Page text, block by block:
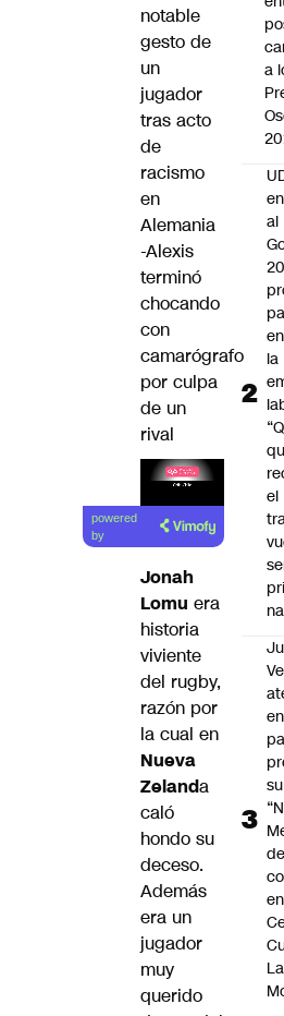
notable
gesto de
un
jugador
tras acto
de
racismo
en
Alemania
-Alexis
terminó
chocando
con
camarógrafo
por culpa
de un
rival
powered
by
Jonah
Lomu era
historia
viviente
del rugby,
razón por
la cual en
Nueva
Zelanda
caló
hondo su
deceso.
Además
era un
jugador
muy
querido
a
al
20
la
el
La